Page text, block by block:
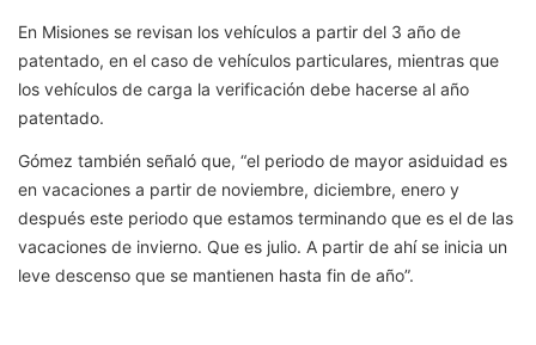
En Misiones se revisan los vehículos a partir del 3 año de
patentado, en el caso de vehículos particulares, mientras que
los vehículos de carga la verificación debe hacerse al año
patentado.
Gómez también señaló que, “el periodo de mayor asiduidad es
en vacaciones a partir de noviembre, diciembre, enero y
después este periodo que estamos terminando que es el de las
vacaciones de invierno. Que es julio. A partir de ahí se inicia un
leve descenso que se mantienen hasta fin de año”.